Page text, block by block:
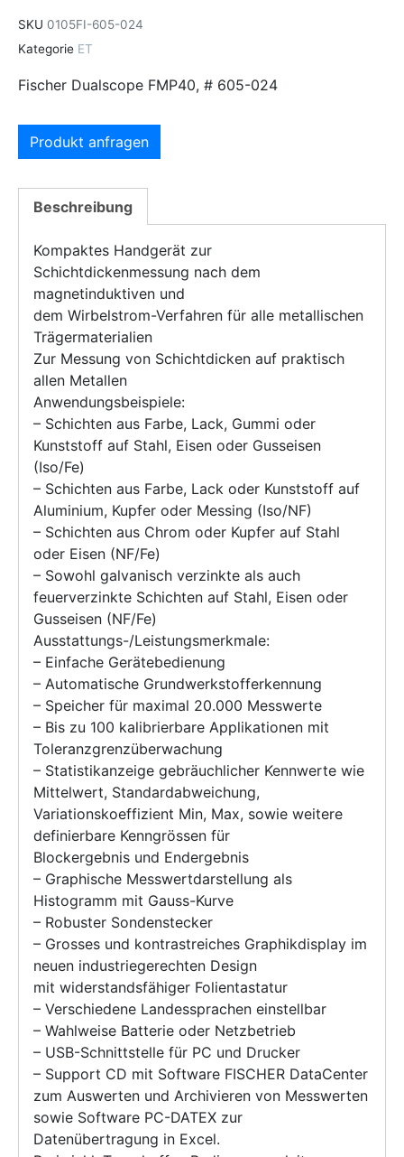
SKU 0105FI-605-024
Kategorie ET
Fischer Dualscope FMP40, # 605-024
Produkt anfragen
Beschreibung
Kompaktes Handgerät zur
Schichtdickenmessung nach dem
magnetinduktiven und
dem Wirbelstrom-Verfahren für alle metallischen
Trägermaterialien
Zur Messung von Schichtdicken auf praktisch
allen Metallen
Anwendungsbeispiele:
– Schichten aus Farbe, Lack, Gummi oder
Kunststoff auf Stahl, Eisen oder Gusseisen
(Iso/Fe)
– Schichten aus Farbe, Lack oder Kunststoff auf
Aluminium, Kupfer oder Messing (Iso/NF)
– Schichten aus Chrom oder Kupfer auf Stahl
oder Eisen (NF/Fe)
– Sowohl galvanisch verzinkte als auch
feuerverzinkte Schichten auf Stahl, Eisen oder
Gusseisen (NF/Fe)
Ausstattungs-/Leistungsmerkmale:
– Einfache Gerätebedienung
– Automatische Grundwerkstofferkennung
– Speicher für maximal 20.000 Messwerte
– Bis zu 100 kalibrierbare Applikationen mit
Toleranzgrenzüberwachung
– Statistikanzeige gebräuchlicher Kennwerte wie
Mittelwert, Standardabweichung,
Variationskoeffizient Min, Max, sowie weitere
definierbare Kenngrössen für
Blockergebnis und Endergebnis
– Graphische Messwertdarstellung als
Histogramm mit Gauss-Kurve
– Robuster Sondenstecker
– Grosses und kontrastreiches Graphikdisplay im
neuen industriegerechten Design
mit widerstandsfähiger Folientastatur
– Verschiedene Landessprachen einstellbar
– Wahlweise Batterie oder Netzbetrieb
– USB-Schnittstelle für PC und Drucker
– Support CD mit Software FISCHER DataCenter
zum Auswerten und Archivieren von Messwerten
sowie Software PC-DATEX zur
Datenübertragung in Excel.